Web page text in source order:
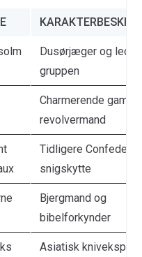
Dusørjæger og leder
gruppen
Charmerende
revolvermand
Tidligere
snigskytte
Bjergmand og
bibelforkynder
Asiatisk knivekspert